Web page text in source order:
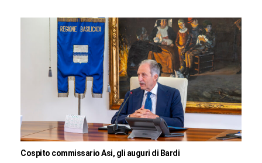
Cospito commissario Asi, gli auguri di Bardi